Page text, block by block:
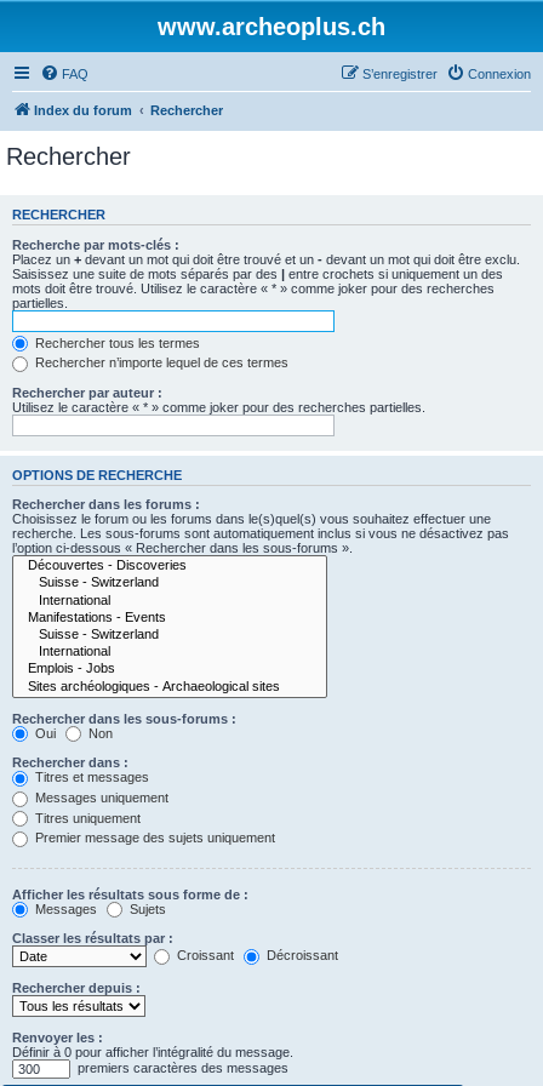
www.archeoplus.ch
FAQ Connexion
S’enregistrer
Index du forum Rechercher
Rechercher
RECHERCHER
Recherche par mots-clés :
Placez un + devant un mot qui doit être trouvé et un - devant un mot qui doit être exclu.
Saisissez une suite de mots séparés par des | entre crochets si uniquement un des
mots doit être trouvé. Utilisez le caractère « * » comme joker pour des recherches
partielles.
Rechercher tous les termes
Rechercher n’importe lequel de ces termes
Rechercher par auteur :
Utilisez le caractère « * » comme joker pour des recherches partielles.
OPTIONS DE RECHERCHE
Rechercher dans les forums :
Choisissez le forum ou les forums dans le(s)quel(s) vous souhaitez effectuer une
recherche. Les sous-forums sont automatiquement inclus si vous ne désactivez pas
l’option ci-dessous « Rechercher dans les sous-forums ».
Rechercher dans les sous-forums :
Oui
Non
Rechercher dans :
Titres et messages
Messages uniquement
Titres uniquement
Premier message des sujets uniquement
Afficher les résultats sous forme de :
Messages
Sujets
Classer les résultats par :
Croissant
Décroissant
Rechercher depuis :
Renvoyer les :
Définir à 0 pour afficher l’intégralité du message.
premiers caractères des messages